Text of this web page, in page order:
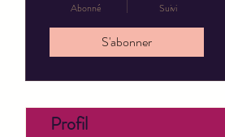
Abonné Suivi
S'abonner
Profil